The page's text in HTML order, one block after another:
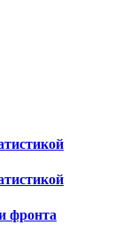
фронта